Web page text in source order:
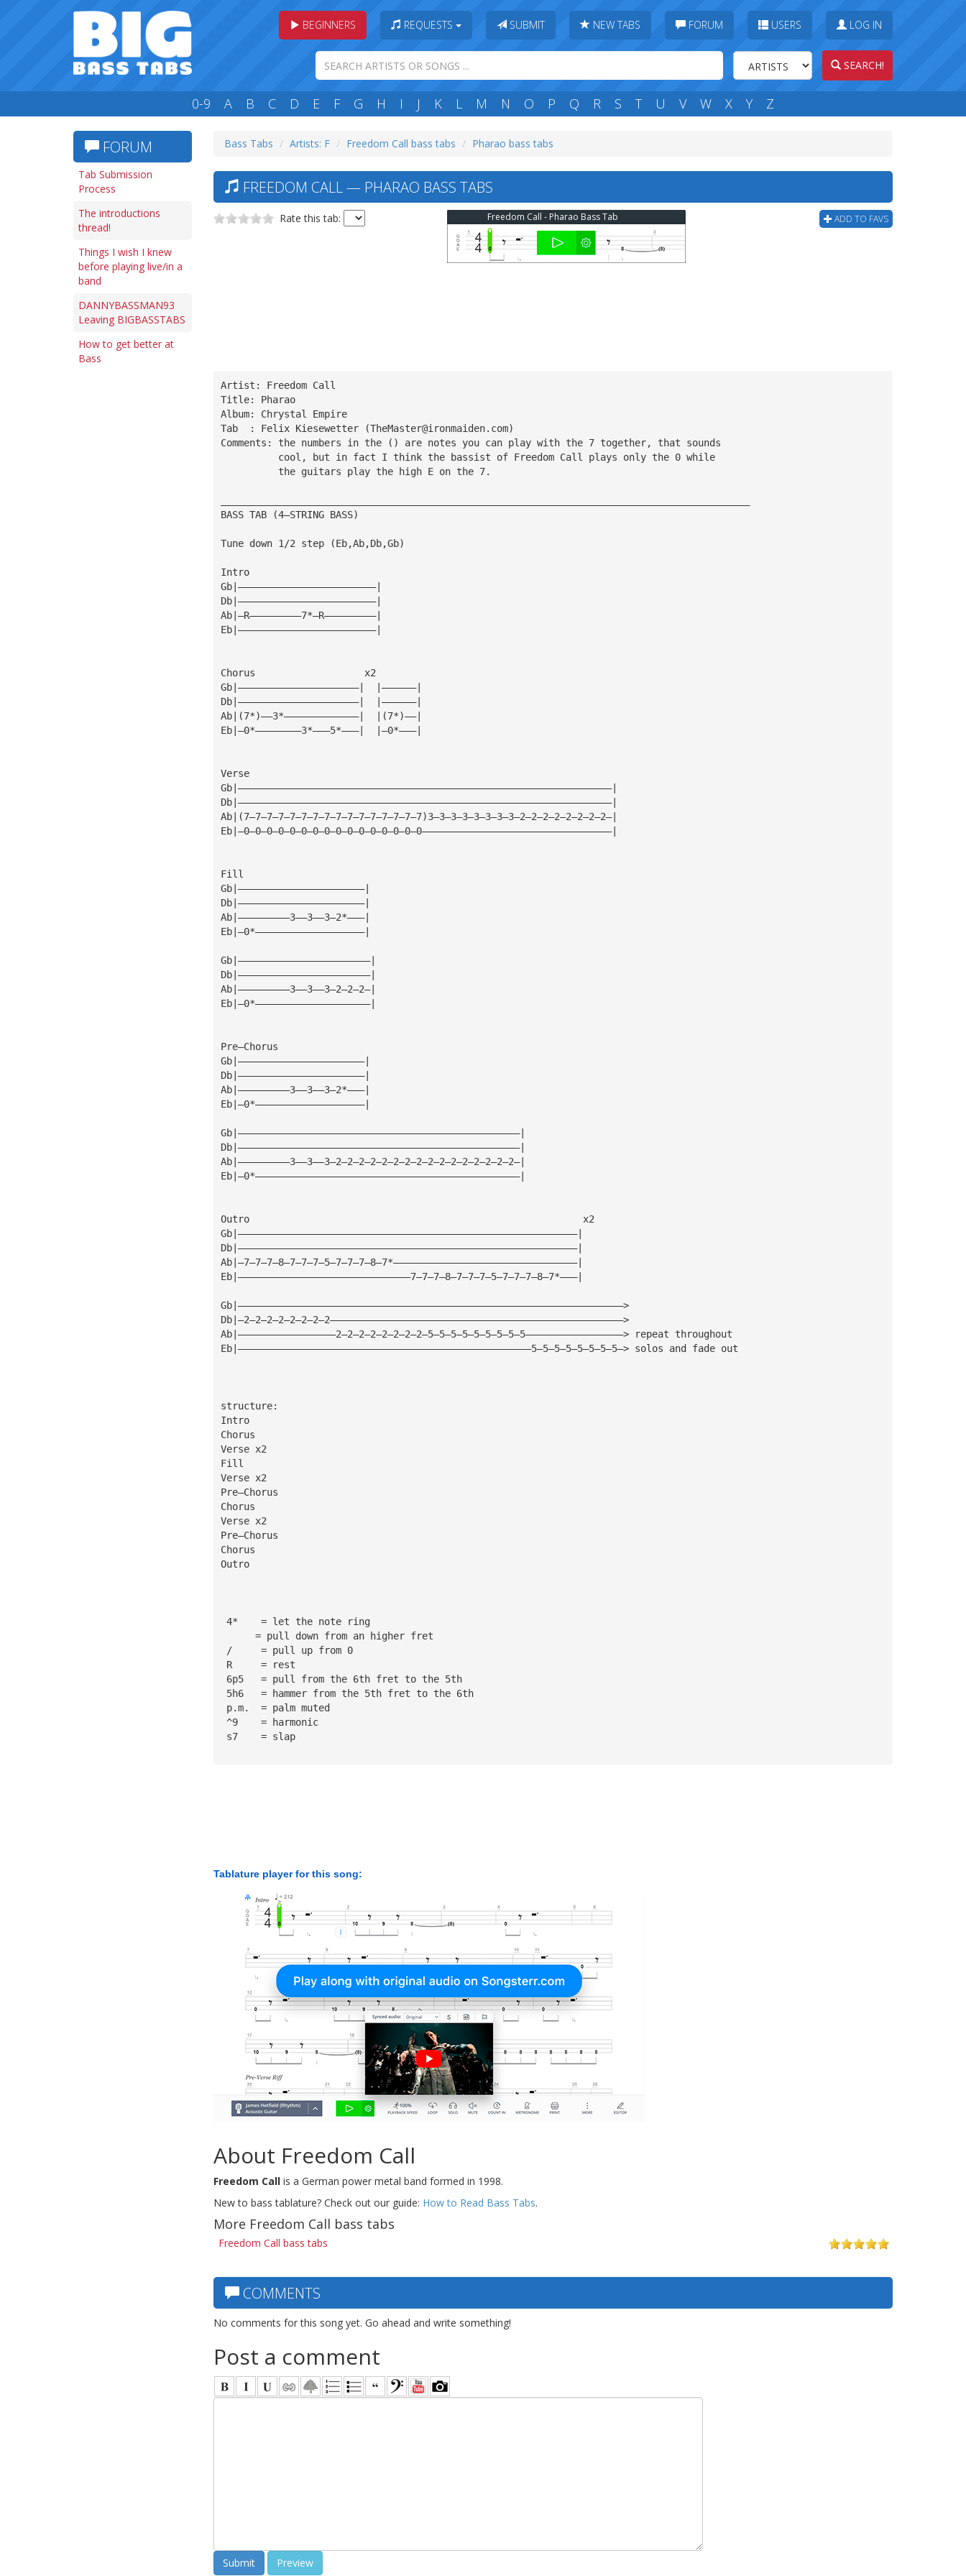
BEGINNERS REQUESTS SUBMIT NEW TABS FORUM USERS LOG IN
SEARCH!
0-9 A B C D E F G H I J K L M N O P Q R S T U V W X Y Z
FORUM
Tab Submission
Process
The introductions
thread!
Things I wish I knew
before playing live/in a
band
DANNYBASSMAN93
Leaving BIGBASSTABS
How to get better at
Bass
Bass Tabs Artists: F Freedom Call bass tabs Pharao bass tabs
FREEDOM CALL — PHARAO BASS TABS
Rate this tab: ADD TO FAVS
Freedom Call - Pharao Bass Tab
Artist: Freedom Call
Title: Pharao
Album: Chrystal Empire
Tab  : Felix Kiesewetter (TheMaster@ironmaiden.com)
Comments: the numbers in the () are notes you can play with the 7 together, that sounds
          cool, but in fact I think the bassist of Freedom Call plays only the 0 while
          the guitars play the high E on the 7.
BASS TAB (4—STRING BASS)
Tune down 1/2 step (Eb,Ab,Db,Gb)
Intro
Gb|————————————————————————|
Db|————————————————————————|
Ab|—R—————————7*—R—————————|
Eb|————————————————————————|
Chorus                   x2
Gb|—————————————————————|  |——————|
Db|—————————————————————|  |——————|
Ab|(7*)——3*—————————————|  |(7*)——|
Eb|—0*————————3*———5*———|  |—0*———|
Verse
Gb|—————————————————————————————————————————————————————————————————|
Db|—————————————————————————————————————————————————————————————————|
Ab|(7—7—7—7—7—7—7—7—7—7—7—7—7—7—7—7)3—3—3—3—3—3—3—3—2—2—2—2—2—2—2—2—|
Eb|—0—0—0—0—0—0—0—0—0—0—0—0—0—0—0—0—————————————————————————————————|
Fill
Gb|——————————————————————|
Db|——————————————————————|
Ab|—————————3——3——3—2*———|
Eb|—0*———————————————————|
Gb|———————————————————————|
Db|———————————————————————|
Ab|—————————3——3——3—2—2—2—|
Eb|—0*————————————————————|
Pre—Chorus
Gb|——————————————————————|
Db|——————————————————————|
Ab|—————————3——3——3—2*———|
Eb|—0*———————————————————|
Gb|—————————————————————————————————————————————————|
Db|—————————————————————————————————————————————————|
Ab|—————————3——3——3—2—2—2—2—2—2—2—2—2—2—2—2—2—2—2—2—|
Eb|—0*——————————————————————————————————————————————|
Outro                                                          x2
Gb|———————————————————————————————————————————————————————————|
Db|———————————————————————————————————————————————————————————|
Ab|—7—7—7—8—7—7—7—5—7—7—7—8—7*————————————————————————————————|
Eb|——————————————————————————————7—7—7—8—7—7—7—5—7—7—7—8—7*———|
Gb|———————————————————————————————————————————————————————————————————>
Db|—2—2—2—2—2—2—2—2———————————————————————————————————————————————————>
Ab|—————————————————2—2—2—2—2—2—2—2—5—5—5—5—5—5—5—5—5—————————————————> repeat throughout
Eb|———————————————————————————————————————————————————5—5—5—5—5—5—5—5—> solos and fade out
structure:
Intro
Chorus
Verse x2
Fill
Verse x2
Pre—Chorus
Chorus
Verse x2
Pre—Chorus
Chorus
Outro
4*    = let the note ring
      = pull down from an higher fret
/     = pull up from 0
R     = rest
6p5   = pull from the 6th fret to the 5th
5h6   = hammer from the 5th fret to the 6th
p.m.  = palm muted
^9    = harmonic
s7    = slap
Tablature player for this song:
About Freedom Call
Freedom Call is a German power metal band formed in 1998.
New to bass tablature? Check out our guide: How to Read Bass Tabs.
More Freedom Call bass tabs
Freedom Call bass tabs
COMMENTS
No comments for this song yet. Go ahead and write something!
Post a comment